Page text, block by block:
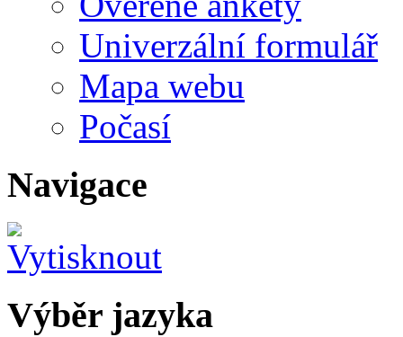
Univerzální formulář
Mapa webu
Počasí
Navigace
Výběr jazyka